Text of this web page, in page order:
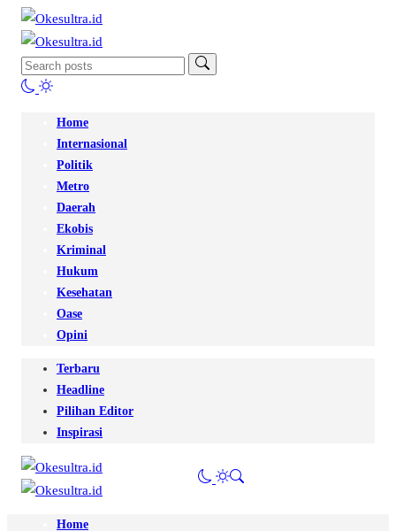
Home
Internasional
Politik
Metro
Daerah
Ekobis
Kriminal
Hukum
Kesehatan
Oase
Opini
Terbaru
Headline
Pilihan Editor
Inspirasi
Home